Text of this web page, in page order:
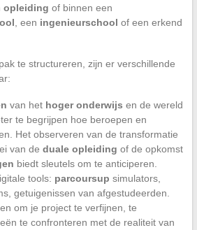
opleiding of binnen een
, een ingenieurschool of een erkend
te structureren, zijn er verschillende
van het hoger onderwijs en de wereld
te begrijpen hoe beroepen en
Het observeren van de transformatie
van de duale opleiding of de opkomst
biedt sleutels om te anticiperen.
tools: parcoursup simulators,
getuigenissen van afgestudeerden.
om je project te verfijnen, te
te confronteren met de realiteit van